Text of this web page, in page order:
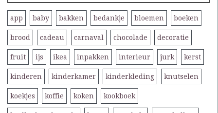
app baby bakken bedankje bloemen boeken
brood cadeau carnaval chocolade decoratie
fruit ijs ikea inpakken interieur jurk kerst
kinderen kinderkamer kinderkleding knutselen
koekjes koffie koken kookboek